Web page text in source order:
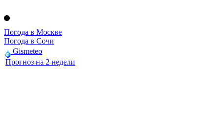
Погода в Москве
Погода в Сочи
Gismeteo
Прогноз на 2 недели